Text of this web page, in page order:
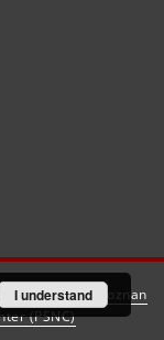
created by
Poznan
(PSNC)
I understand